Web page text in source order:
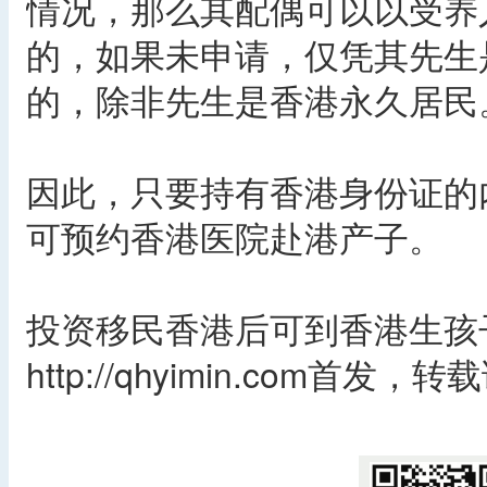
的，如果未申请，仅凭其先
的，除非先生是香港永久居
因此，只要持有香港身份证
可预约香港医院赴港产子。
投资移民香港后可到香港生
http://qhyimin.com首发，转